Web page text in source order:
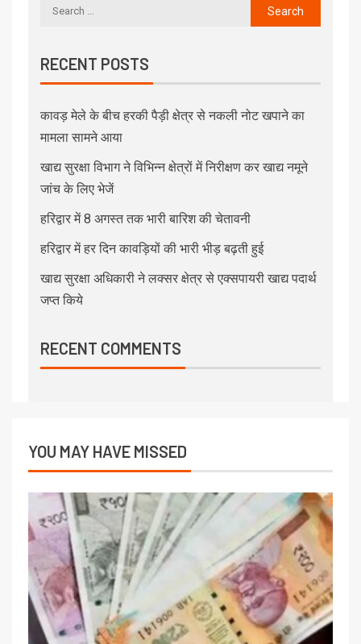
RECENT POSTS
कावड़ मेले के बीच हरकी पैड़ी क्षेत्र से नकली नोट खपाने का
मामला सामने आया
खाद्य सुरक्षा विभाग ने विभिन्न क्षेत्रों में निरीक्षण कर खाद्य नमूने
जांच के लिए भेजें
हरिद्वार में 8 अगस्त तक भारी बारिश की चेतावनी
हरिद्वार में हर दिन कावड़ियों की भारी भीड़ बढ़ती हुई
खाद्य सुरक्षा अधिकारी ने लक्सर क्षेत्र से एक्सपायरी खाद्य पदार्थ
जप्त किये
RECENT COMMENTS
YOU MAY HAVE MISSED